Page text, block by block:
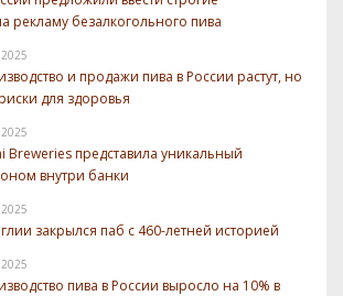
рекламу безалкогольного пива
и продажи пива в России растут, но
для здоровья
Breweries представила уникальный
внутри банки
закрылся паб с 460-летней историей
пива в России выросло на 10% в